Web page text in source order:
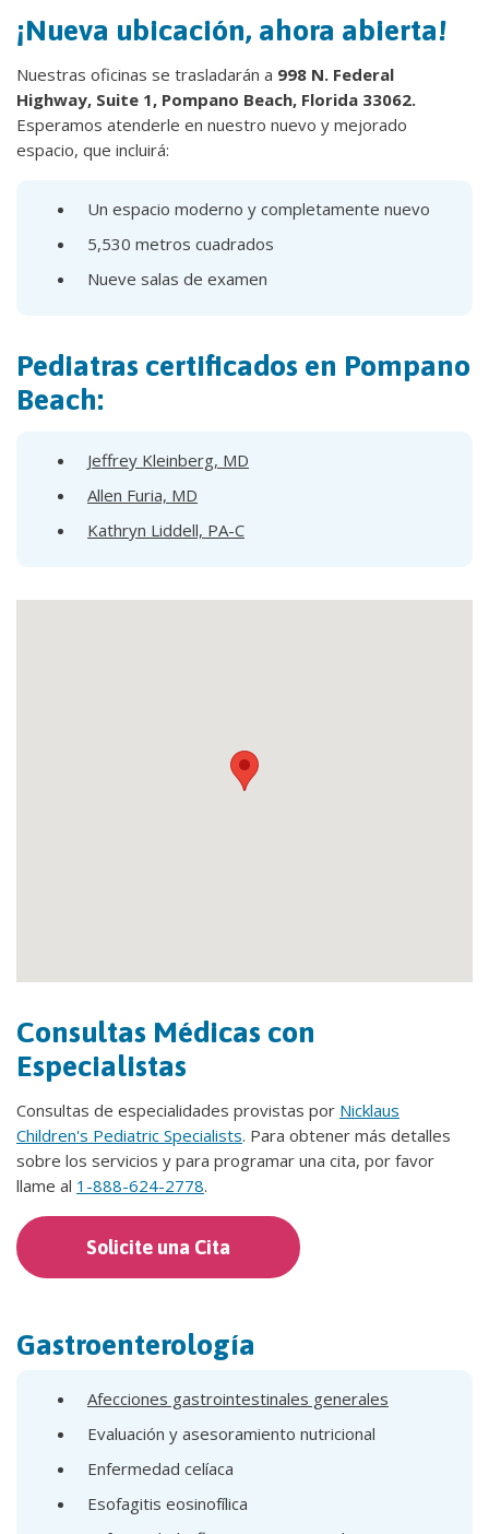
¡Nueva ubicación, ahora abierta!
Nuestras oficinas se trasladarán a 998 N. Federal
Highway, Suite 1, Pompano Beach, Florida 33062.
Esperamos atenderle en nuestro nuevo y mejorado
espacio, que incluirá:
Un espacio moderno y completamente nuevo
5,530 metros cuadrados
Nueve salas de examen
Pediatras certificados en Pompano
Beach:
Jeffrey Kleinberg, MD
Allen Furia, MD
Kathryn Liddell, PA-C
Consultas Médicas con
Especialistas
Consultas de especialidades provistas por Nicklaus
Children's Pediatric Specialists. Para obtener más detalles
sobre los servicios y para programar una cita, por favor
llame al 1-888-624-2778.
Solicite una Cita
Gastroenterología
Afecciones gastrointestinales generales
Evaluación y asesoramiento nutricional
Enfermedad celíaca
Esofagitis eosinofílica